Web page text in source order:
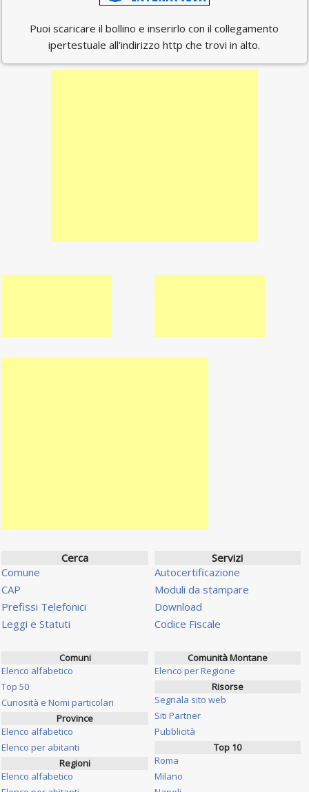
Puoi scaricare il bollino e inserirlo con il collegamento
ipertestuale all'indirizzo http che trovi in alto.
Cerca
Comune
CAP
Prefissi Telefonici
Leggi e Statuti
Servizi
Autocertificazione
Moduli da stampare
Download
Codice Fiscale
Comuni
Elenco alfabetico
Top 50
Curiosità e Nomi particolari
Province
Elenco alfabetico
Elenco per abitanti
Regioni
Elenco alfabetico
Comunità Montane
Elenco per Regione
Risorse
Segnala sito web
Siti Partner
Pubblicità
Top 10
Roma
Milano